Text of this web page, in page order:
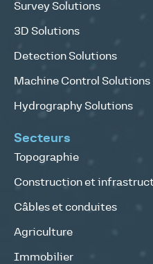
Survey Solutions
3D Solutions
Detection Solutions
Machine Control Solutions
Hydrography Solutions
Secteurs
Topographie
Construction et
Câbles et conduites
Agriculture
Immobilier